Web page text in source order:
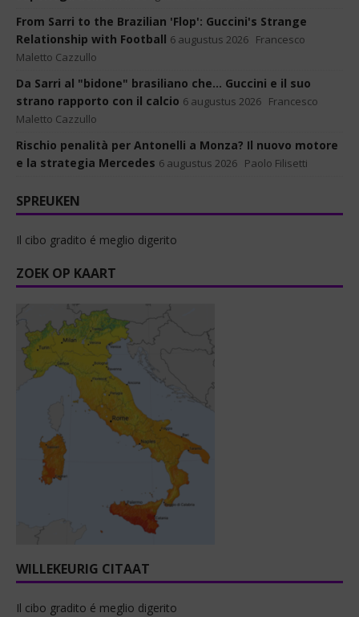
From Sarri to the Brazilian 'Flop': Guccini's Strange
Relationship with Football 6 augustus 2026 Francesco
Maletto Cazzullo
Da Sarri al "bidone" brasiliano che... Guccini e il suo
strano rapporto con il calcio 6 augustus 2026 Francesco
Maletto Cazzullo
Rischio penalità per Antonelli a Monza? Il nuovo motore
e la strategia Mercedes 6 augustus 2026 Paolo Filisetti
SPREUKEN
Il cibo gradito é meglio digerito
ZOEK OP KAART
WILLEKEURIG CITAAT
Il cibo gradito é meglio digerito